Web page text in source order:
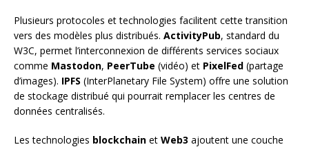
Plusieurs protocoles et technologies facilitent cette transition
vers des modèles plus distribués. ActivityPub, standard du
W3C, permet l’interconnexion de différents services sociaux
comme Mastodon, PeerTube (vidéo) et PixelFed (partage
d’images). IPFS (InterPlanetary File System) offre une solution
de stockage distribué qui pourrait remplacer les centres de
données centralisés.
Les technologies blockchain et Web3 ajoutent une couche